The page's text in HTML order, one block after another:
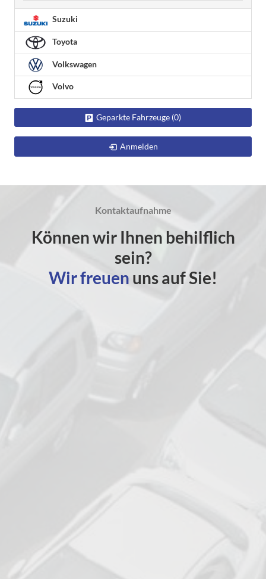
Suzuki
Toyota
Volkswagen
Volvo
Geparkte Fahrzeuge (0)
Anmelden
Kontaktaufnahme
Können wir Ihnen behilflich
sein?
Wir freuen uns auf Sie!